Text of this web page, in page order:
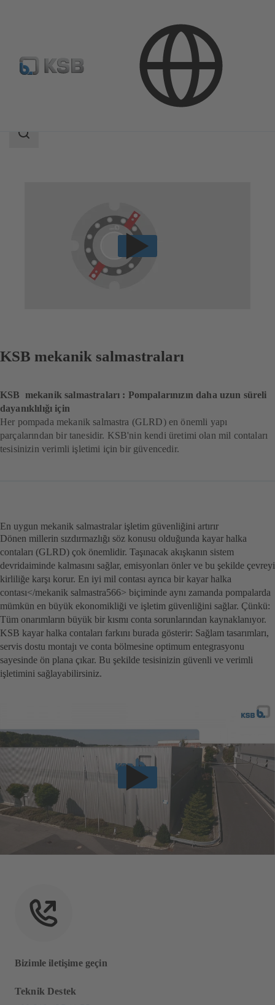
Mekanik salmastralar
Search
KSB mekanik salmastraları
KSB mekanik salmastraları : Pompalarınızın daha uzun süreli
dayanıklılığı için
Her pompada mekanik salmastra (GLRD) en önemli yapı
parçalarından bir tanesidir. KSB'nin kendi üretimi olan mil contaları
tesisinizin verimli işletimi için bir güvencedir.
En uygun mekanik salmastralar işletim güvenliğini artırır
Dönen millerin sızdırmazlığı söz konusu olduğunda kayar halka
contaları (GLRD) çok önemlidir. Taşınacak akışkanın sistem
devridaiminde kalmasını sağlar, emisyonları önler ve bu şekilde çevreyi
kirliliğe karşı korur. En iyi mil contası ayrıca bir kayar halka
contası</mekanik salmastra566> biçiminde aynı zamanda pompalarda
mümkün en büyük ekonomikliği ve işletim güvenliğini sağlar. Çünkü:
Tüm onarımların büyük bir kısmı conta sorunlarından kaynaklanıyor.
KSB kayar halka contaları farkını burada gösterir: Sağlam tasarımları,
servis dostu montajı ve conta bölmesine optimum entegrasyonu
sayesinde ön plana çıkar. Bu şekilde tesisinizin güvenli ve verimli
işletimini sağlayabilirsiniz.
Bizimle iletişime geçin
Teknik Destek